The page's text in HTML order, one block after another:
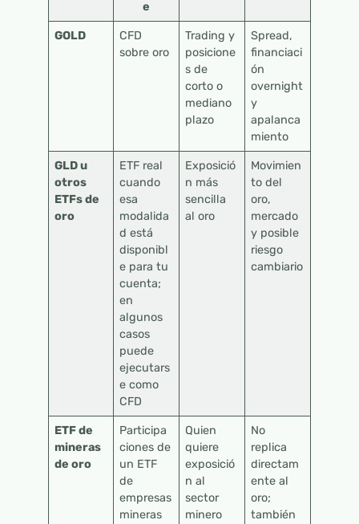
e
GOLD
CFD
sobre oro
Trading y
posicione
s de
corto o
mediano
plazo
Spread,
financiaci
ón
overnight
y
apalanca
miento
GLD u
otros
ETFs de
oro
ETF real
cuando
esa
modalida
d está
disponibl
e para tu
cuenta;
en
algunos
casos
puede
ejecutars
e como
CFD
Exposició
n más
sencilla
al oro
Movimien
to del
oro,
mercado
y posible
riesgo
cambiario
ETF de
mineras
de oro
Participa
ciones de
un ETF
de
empresas
mineras
Quien
quiere
exposició
n al
sector
minero
No
replica
directam
ente al
oro;
también